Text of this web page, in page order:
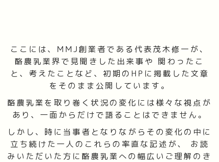
ここには、MMJ創業者である代表茂木修一が、
酪農乳業界で見聞きした出来事や 関わったこ
と、考えたことなど、初期のHPに掲載した文章
をそのまま公開しています。
酪農乳業を取り巻く状況の変化には様々な視点が
あり、一面からだけで語ることはできません。
しかし、時に当事者となりながらその変化の中に
立ち続けた一人のこれらの率直な記述が、 お読
みいただいた方に酪農乳業への幅広いご理解のき